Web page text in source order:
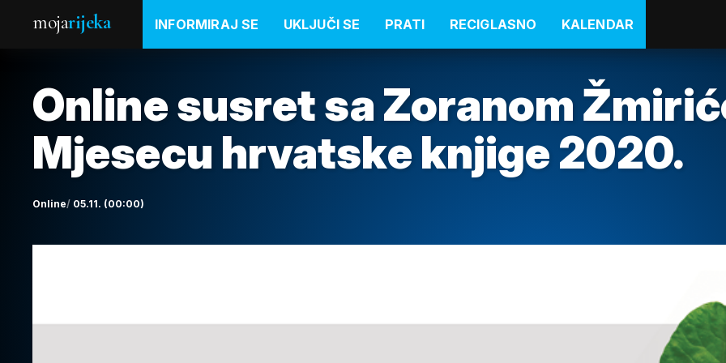
mojarijeka INFORMIRAJ SE UKLJUČI SE PRATI RECIGLASNO KALENDAR
Online susret sa Zoranom
Mjesecu hrvatske knjige 2020.
Online 05.11. (00:00)